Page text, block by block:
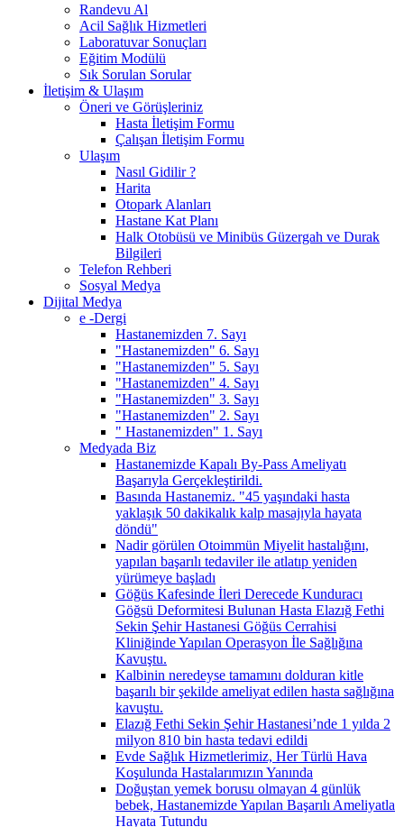
Randevu Al
Acil Sağlık Hizmetleri
Laboratuvar Sonuçları
Eğitim Modülü
Sık Sorulan Sorular
İletişim & Ulaşım
Öneri ve Görüşleriniz
Hasta İletişim Formu
Çalışan İletişim Formu
Ulaşım
Nasıl Gidilir ?
Harita
Otopark Alanları
Hastane Kat Planı
Halk Otobüsü ve Minibüs Güzergah ve Durak
Bilgileri
Telefon Rehberi
Sosyal Medya
Dijital Medya
e -Dergi
Hastanemizden 7. Sayı
"Hastanemizden" 6. Sayı
"Hastanemizden" 5. Sayı
"Hastanemizden" 4. Sayı
"Hastanemizden" 3. Sayı
"Hastanemizden" 2. Sayı
" Hastanemizden" 1. Sayı
Medyada Biz
Hastanemizde Kapalı By-Pass Ameliyatı
Başarıyla Gerçekleştirildi.
Basında Hastanemiz. "45 yaşındaki hasta
yaklaşık 50 dakikalık kalp masajıyla hayata
döndü"
Nadir görülen Otoimmün Miyelit hastalığını,
yapılan başarılı tedaviler ile atlatıp yeniden
yürümeye başladı
Göğüs Kafesinde İleri Derecede Kunduracı
Göğsü Deformitesi Bulunan Hasta Elazığ Fethi
Sekin Şehir Hastanesi Göğüs Cerrahisi
Kliniğinde Yapılan Operasyon İle Sağlığına
Kavuştu.
Kalbinin neredeyse tamamını dolduran kitle
başarılı bir şekilde ameliyat edilen hasta sağlığına
kavuştu.
Elazığ Fethi Sekin Şehir Hastanesi’nde 1 yılda 2
milyon 810 bin hasta tedavi edildi
Evde Sağlık Hizmetlerimiz, Her Türlü Hava
Koşulunda Hastalarımızın Yanında
Doğuştan yemek borusu olmayan 4 günlük
bebek, Hastanemizde Yapılan Başarılı Ameliyatla
Hayata Tutundu